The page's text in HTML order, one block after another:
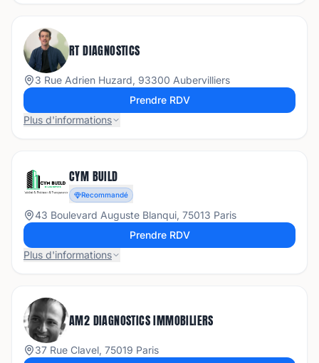
RT DIAGNOSTICS
3 Rue Adrien Huzard, 93300 Aubervilliers
Prendre RDV
Plus d'informations
CYM BUILD
Recommandé
43 Boulevard Auguste Blanqui, 75013 Paris
Prendre RDV
Plus d'informations
AM2 DIAGNOSTICS IMMOBILIERS
37 Rue Clavel, 75019 Paris